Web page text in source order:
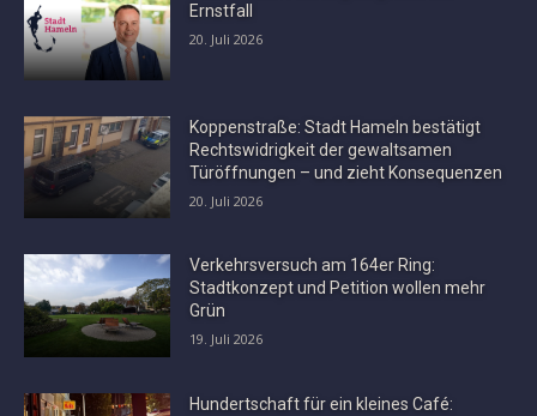
Ernstfall
20. Juli 2026
Koppenstraße: Stadt Hameln bestätigt
Rechtswidrigkeit der gewaltsamen
Türöffnungen – und zieht Konsequenzen
20. Juli 2026
Verkehrsversuch am 164er Ring:
Stadtkonzept und Petition wollen mehr
Grün
19. Juli 2026
Hundertschaft für ein kleines Café: